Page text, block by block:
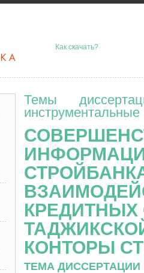
Как скачать?
Темы
КРЕДИТНЫХ
КОНТОРЫ
ТЕМА